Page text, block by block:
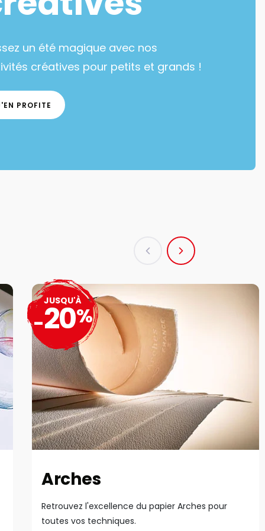
un été magique avec nos
créatives pour petits et grands !
PROFITE
Arches
Retrouvez l'excellence du papier Arches pour
toutes vos techniques.
JUSQU'À
-20%